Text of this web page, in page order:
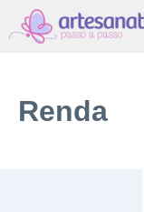
Pular
para
conteúdo
Renda